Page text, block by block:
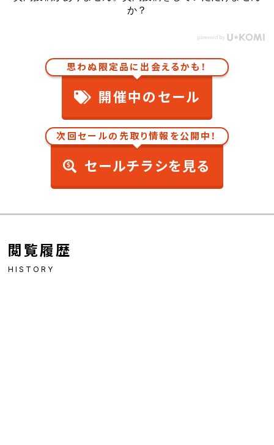
か？
思わぬ限定品に出会えるかも！
開催中のセール
次回セールの先取り情報を公開中！
セールチラシを見る
閲覧履歴
HISTORY